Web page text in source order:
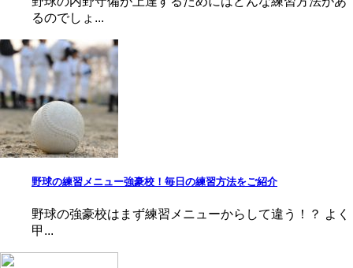
るのでしょ...
野球の練習メニュー強豪校！毎日の練習方法をご紹介
野球の強豪校はまず練習メニューからして違う！？ よく
甲...